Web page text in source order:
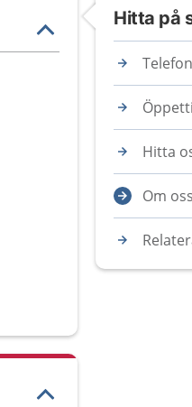
Hitta på
Telefon
Hitta
Om oss